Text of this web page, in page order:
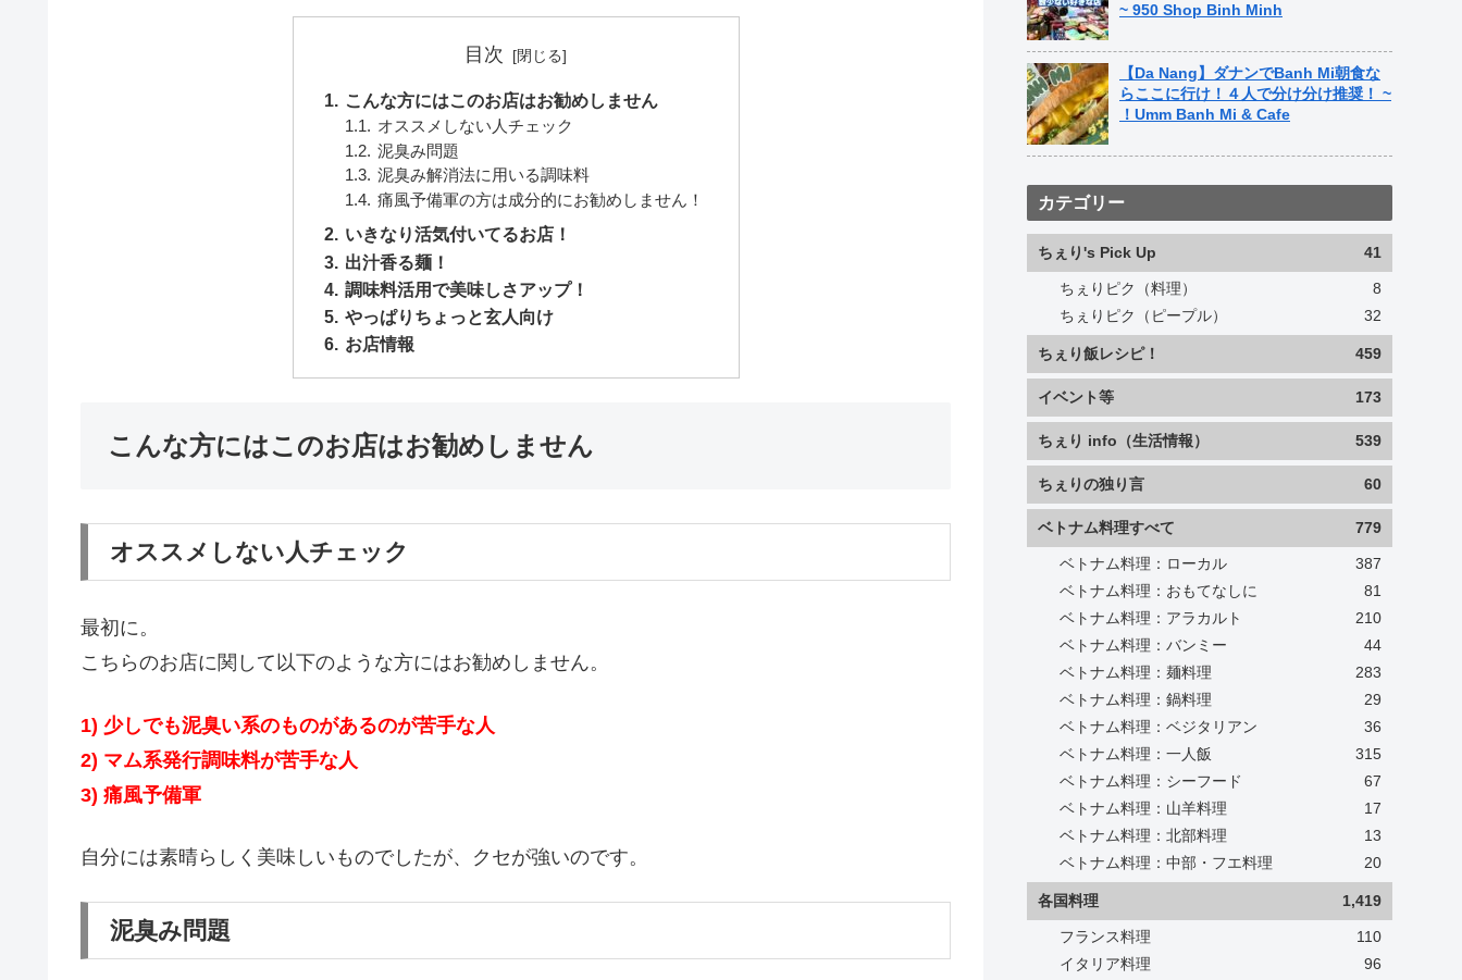
目次
こんな方にはこのお店はお勧めしません
オススメしない人チェック
泥臭み問題
泥臭み解消法に用いる調味料
痛風予備軍の方は成分的にお勧めしません！
いきなり活気付いてるお店！
出汁香る麺！
調味料活用で美味しさアップ！
やっぱりちょっと玄人向け
お店情報
こんな方にはこのお店はお勧めしません
オススメしない人チェック
最初に。
こちらのお店に関して以下のような方にはお勧めしません。
1) 少しでも泥臭い系のものがあるのが苦手な人
2) マム系発行調味料が苦手な人
3) 痛風予備軍
自分には素晴らしく美味しいものでしたが、クセが強いのです。
泥臭み問題
~ 950 Shop Binh Minh
【Da Nang】ダナンでBanh Mi朝食な
らここに行け！４人で分け分け推奨！ ~
！Umm Banh Mi & Cafe
カテゴリー
ちぇり's Pick Up 41
ちぇりピク（料理）
8
ちぇりピク（ピープル）
32
ちぇり飯レシピ！ 459
イベント等 173
ちぇり info（生活情報） 539
ちぇりの独り言 60
ベトナム料理すべて 779
ベトナム料理：ローカル
387
ベトナム料理：おもてなしに
81
ベトナム料理：アラカルト
210
ベトナム料理：バンミー
44
ベトナム料理：麺料理
283
ベトナム料理：鍋料理
29
ベトナム料理：ベジタリアン
36
ベトナム料理：一人飯
315
ベトナム料理：シーフード
67
ベトナム料理：山羊料理
17
ベトナム料理：北部料理
13
ベトナム料理：中部・フエ料理
20
各国料理 1,419
フランス料理
110
イタリア料理
96